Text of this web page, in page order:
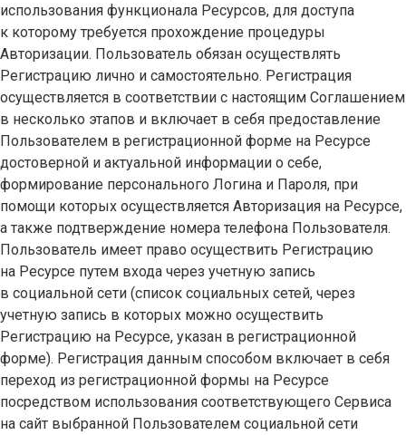
использования функционала Ресурсов, для доступа
к которому требуется прохождение процедуры
Авторизации. Пользователь обязан осуществлять
Регистрацию лично и самостоятельно. Регистрация
осуществляется в соответствии с настоящим Соглашением
в несколько этапов и включает в себя предоставление
Пользователем в регистрационной форме на Ресурсе
достоверной и актуальной информации о себе,
формирование персонального Логина и Пароля, при
помощи которых осуществляется Авторизация на Ресурсе,
а также подтверждение номера телефона Пользователя.
Пользователь имеет право осуществить Регистрацию
на Ресурсе путем входа через учетную запись
в социальной сети (список социальных сетей, через
учетную запись в которых можно осуществить
Регистрацию на Ресурсе, указан в регистрационной
форме). Регистрация данным способом включает в себя
переход из регистрационной формы на Ресурсе
посредством использования соответствующего Сервиса
на сайт выбранной Пользователем социальной сети